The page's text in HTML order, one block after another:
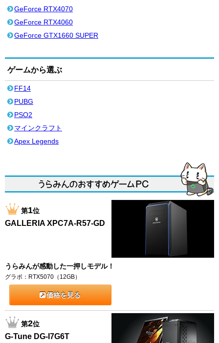
GeForce RTX4070
GeForce RTX4060
GeForce GTX1660 SUPER
ゲームから選ぶ
FF14
PUBG
PSO2
マインクラフト
Apex Legends
第1位
GALLERIA XPC7A-R57-GD
うらみんが感動した一押しモデル！
グラボ：RTX5070（12GB）
価格を見る
第2位
G-Tune DG-I7G6T